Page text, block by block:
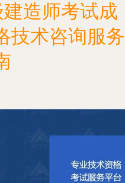
造师考试成
技术咨询服务